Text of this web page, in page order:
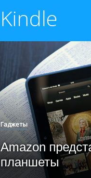
Kindle
Гаджеты
Amazon
планшеты